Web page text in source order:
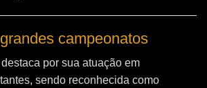
campeonatos
por sua atuação em
sendo reconhecida como